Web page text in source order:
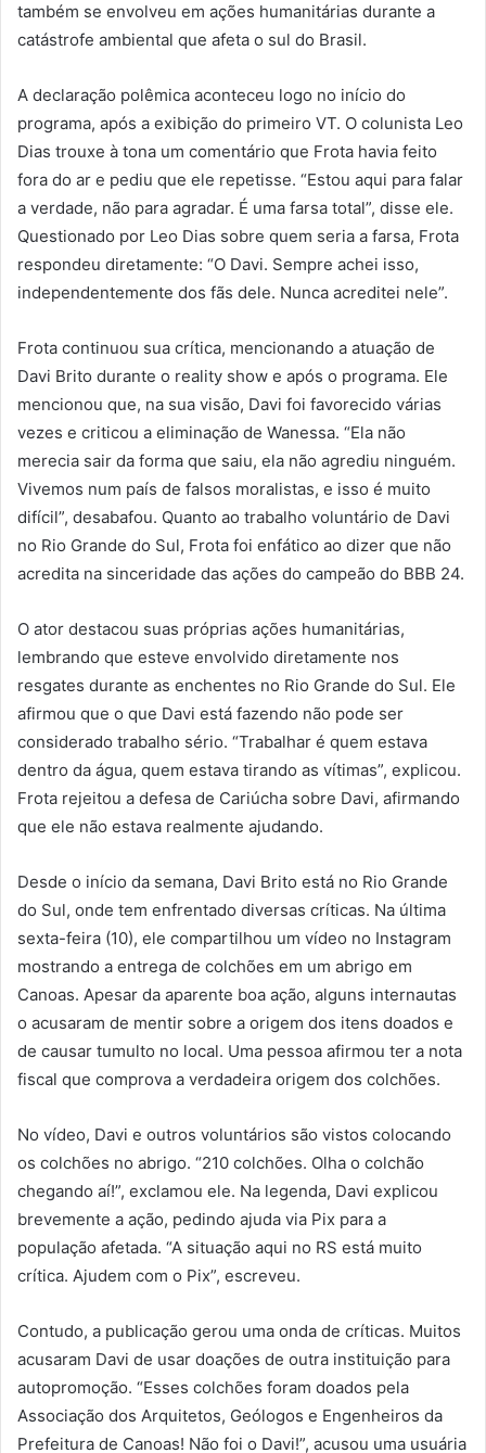
também se envolveu em ações humanitárias durante a
catástrofe ambiental que afeta o sul do Brasil.
A declaração polêmica aconteceu logo no início do
programa, após a exibição do primeiro VT. O colunista Leo
Dias trouxe à tona um comentário que Frota havia feito
fora do ar e pediu que ele repetisse. “Estou aqui para falar
a verdade, não para agradar. É uma farsa total”, disse ele.
Questionado por Leo Dias sobre quem seria a farsa, Frota
respondeu diretamente: “O Davi. Sempre achei isso,
independentemente dos fãs dele. Nunca acreditei nele”.
Frota continuou sua crítica, mencionando a atuação de
Davi Brito durante o reality show e após o programa. Ele
mencionou que, na sua visão, Davi foi favorecido várias
vezes e criticou a eliminação de Wanessa. “Ela não
merecia sair da forma que saiu, ela não agrediu ninguém.
Vivemos num país de falsos moralistas, e isso é muito
difícil”, desabafou. Quanto ao trabalho voluntário de Davi
no Rio Grande do Sul, Frota foi enfático ao dizer que não
acredita na sinceridade das ações do campeão do BBB 24.
O ator destacou suas próprias ações humanitárias,
lembrando que esteve envolvido diretamente nos
resgates durante as enchentes no Rio Grande do Sul. Ele
afirmou que o que Davi está fazendo não pode ser
considerado trabalho sério. “Trabalhar é quem estava
dentro da água, quem estava tirando as vítimas”, explicou.
Frota rejeitou a defesa de Cariúcha sobre Davi, afirmando
que ele não estava realmente ajudando.
Desde o início da semana, Davi Brito está no Rio Grande
do Sul, onde tem enfrentado diversas críticas. Na última
sexta-feira (10), ele compartilhou um vídeo no Instagram
mostrando a entrega de colchões em um abrigo em
Canoas. Apesar da aparente boa ação, alguns internautas
o acusaram de mentir sobre a origem dos itens doados e
de causar tumulto no local. Uma pessoa afirmou ter a nota
fiscal que comprova a verdadeira origem dos colchões.
No vídeo, Davi e outros voluntários são vistos colocando
os colchões no abrigo. “210 colchões. Olha o colchão
chegando aí!”, exclamou ele. Na legenda, Davi explicou
brevemente a ação, pedindo ajuda via Pix para a
população afetada. “A situação aqui no RS está muito
crítica. Ajudem com o Pix”, escreveu.
Contudo, a publicação gerou uma onda de críticas. Muitos
acusaram Davi de usar doações de outra instituição para
autopromoção. “Esses colchões foram doados pela
Associação dos Arquitetos, Geólogos e Engenheiros da
Prefeitura de Canoas! Não foi o Davi!”, acusou uma usuária